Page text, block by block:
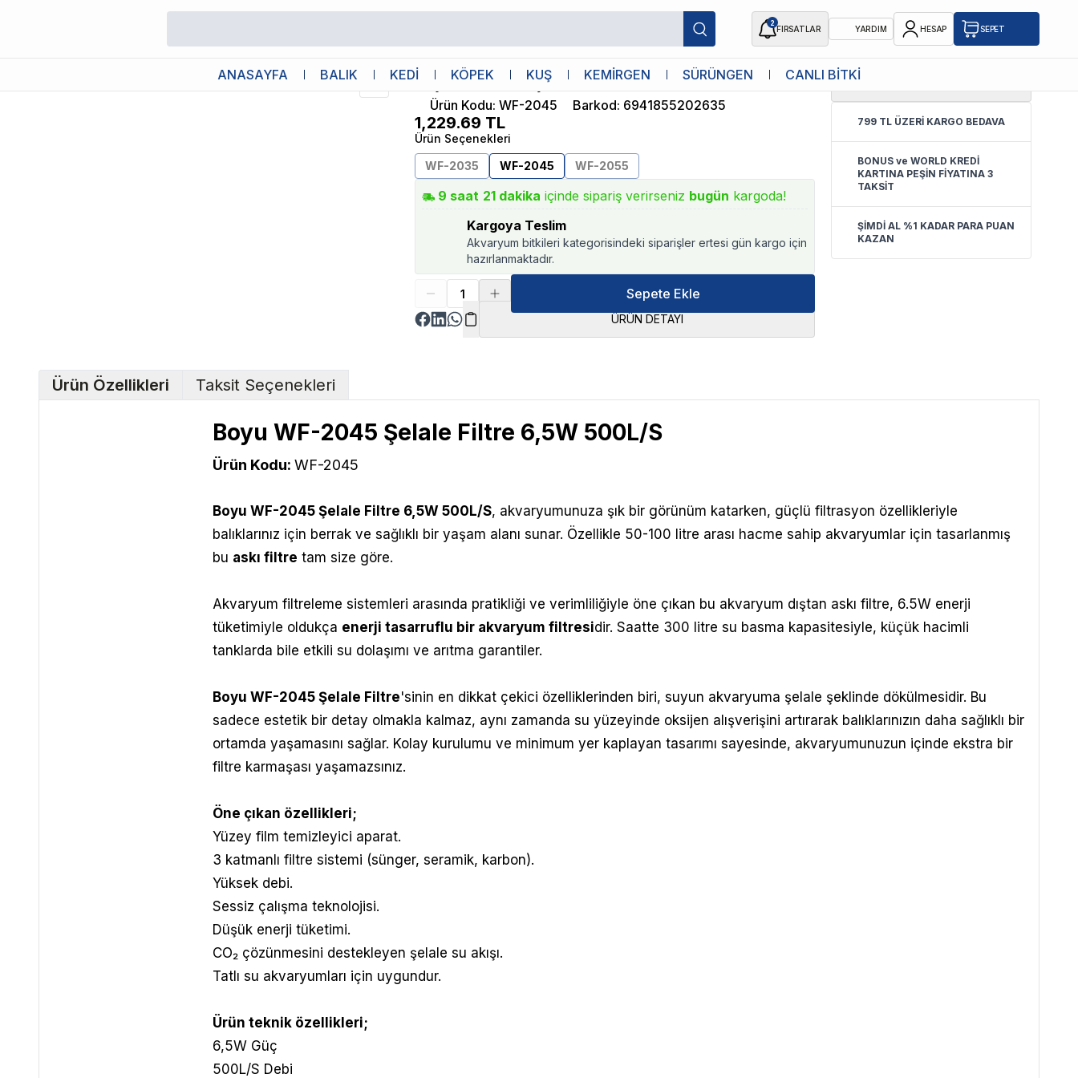
2
FIRSATLAR YARDIM HESAP SEPET
ANASAYFA BALIK KEDİ KÖPEK KUŞ KEMİRGEN SÜRÜNGEN CANLI BİTKİ
Boyu
Boyu WF-2045 Şelale Filtre 6,5W 500L/S
Ürün Kodu:WF-2045 Barkod: 6941855202635
1,229.69 TL
Ürün Seçenekleri
WF-2035
WF-2045 WF-2055
9 saat 21 dakika içinde sipariş verirseniz bugün kargoda!
Kargoya Teslim
Akvaryum bitkileri kategorisindeki siparişler ertesi gün kargo için
hazırlanmaktadır.
Sepete Ekle
ÜRÜN DETAYI
4.5
799 TL ÜZERİ KARGO BEDAVA
BONUS ve WORLD KREDİ
KARTINA PEŞİN FİYATINA 3
TAKSİT
ŞİMDİ AL %1 KADAR PARA PUAN
KAZAN
Ürün Özellikleri Taksit Seçenekleri
Boyu WF-2045 Şelale Filtre 6,5W 500L/S
Ürün Kodu: WF-2045
Boyu WF-2045 Şelale Filtre 6,5W 500L/S, akvaryumunuza şık bir görünüm katarken, güçlü filtrasyon özellikleriyle
balıklarınız için berrak ve sağlıklı bir yaşam alanı sunar. Özellikle 50-100 litre arası hacme sahip akvaryumlar için tasarlanmış
bu askı filtre tam size göre.
Akvaryum filtreleme sistemleri arasında pratikliği ve verimliliğiyle öne çıkan bu akvaryum dıştan askı filtre, 6.5W enerji
tüketimiyle oldukça enerji tasarruflu bir akvaryum filtresidir. Saatte 300 litre su basma kapasitesiyle, küçük hacimli
tanklarda bile etkili su dolaşımı ve arıtma garantiler.
Boyu WF-2045 Şelale Filtre'sinin en dikkat çekici özelliklerinden biri, suyun akvaryuma şelale şeklinde dökülmesidir. Bu
sadece estetik bir detay olmakla kalmaz, aynı zamanda su yüzeyinde oksijen alışverişini artırarak balıklarınızın daha sağlıklı bir
ortamda yaşamasını sağlar. Kolay kurulumu ve minimum yer kaplayan tasarımı sayesinde, akvaryumunuzun içinde ekstra bir
filtre karmaşası yaşamazsınız.
Öne çıkan özellikleri;
Yüzey film temizleyici aparat.
3 katmanlı filtre sistemi (sünger, seramik, karbon).
Yüksek debi.
Sessiz çalışma teknolojisi.
Düşük enerji tüketimi.
CO₂ çözünmesini destekleyen şelale su akışı.
Tatlı su akvaryumları için uygundur.
Ürün teknik özellikleri;
6,5W Güç
500L/S Debi